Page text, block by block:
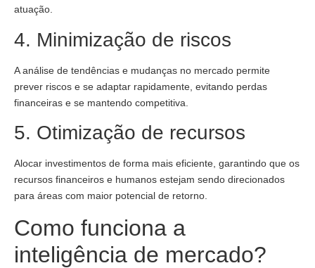
atuação.
4. Minimização de riscos
A análise de tendências e mudanças no mercado permite
prever riscos e se adaptar rapidamente, evitando perdas
financeiras e se mantendo competitiva.
5. Otimização de recursos
Alocar investimentos de forma mais eficiente, garantindo que os
recursos financeiros e humanos estejam sendo direcionados
para áreas com maior potencial de retorno.
Como funciona a
inteligência de mercado?